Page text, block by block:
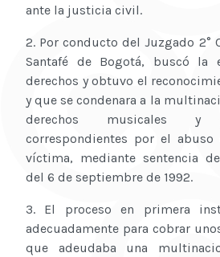
ante la justicia civil.
2. Por conducto del Juzgado
Santafé de Bogotá, buscó la
derechos y obtuvo el
y que se condenara a la
derechos musicales y
correspondientes por el
víctima, mediante sentencia
del 6 de septiembre de 1992.
3. El proceso en primera
adecuadamente para cobrar
que adeudaba una